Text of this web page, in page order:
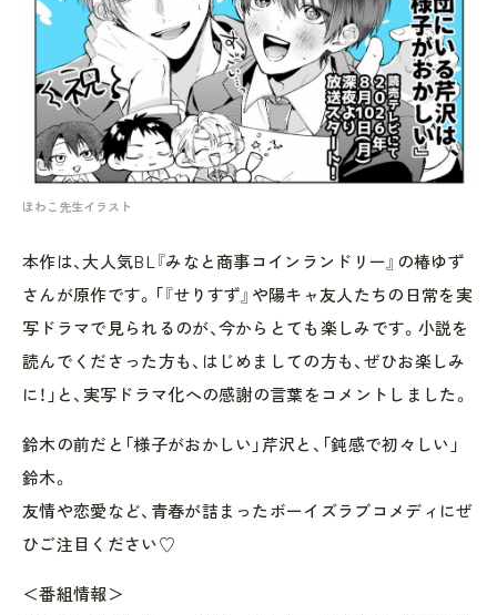
ほわこ先生イラスト
本作は、大人気BL『みなと商事コインランドリー』の椿ゆず
さんが原作です。「『せりすず』や陽キャ友人たちの日常を実
写ドラマで見られるのが、今からとても楽しみです。小説を
読んでくださった方も、はじめましての方も、ぜひお楽しみ
に！」と、実写ドラマ化への感謝の言葉をコメントしました。
鈴木の前だと「様子がおかしい」芹沢と、「鈍感で初々しい」
鈴木。
友情や恋愛など、青春が詰まったボーイズラブコメディにぜ
ひご注目ください♡
＜番組情報＞